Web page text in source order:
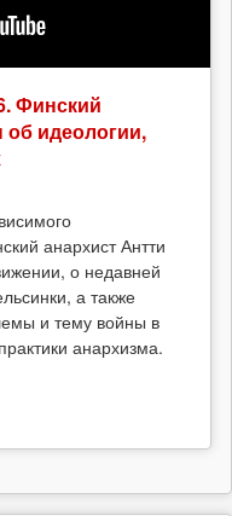
Финский
об идеологии,
анархист Антти
о недавней
а также
и тему войны в
анархизма.